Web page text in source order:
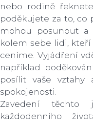
nebo rodině
poděkujete za to, co
mohou posunout
kolem sebe lidi,
ceníme. Vyjádření
například
posílit vaše
spokojenosti.
Zavedení těchto
každodenního